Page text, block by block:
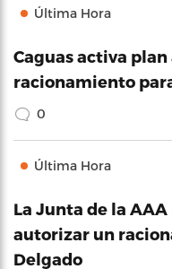
Última Hora
Caguas activa
racionamiento
0
Última Hora
La Junta de la
autorizar un
Delgado